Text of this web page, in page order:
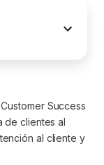
Success
de clientes al
al cliente y